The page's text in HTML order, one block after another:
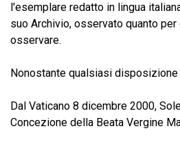
l'esemplare redatto in lingua
suo Archivio, osservato quanto
osservare.
Nonostante qualsiasi
Dal Vaticano 8 dicembre 2000,
Concezione della Beata Vergine